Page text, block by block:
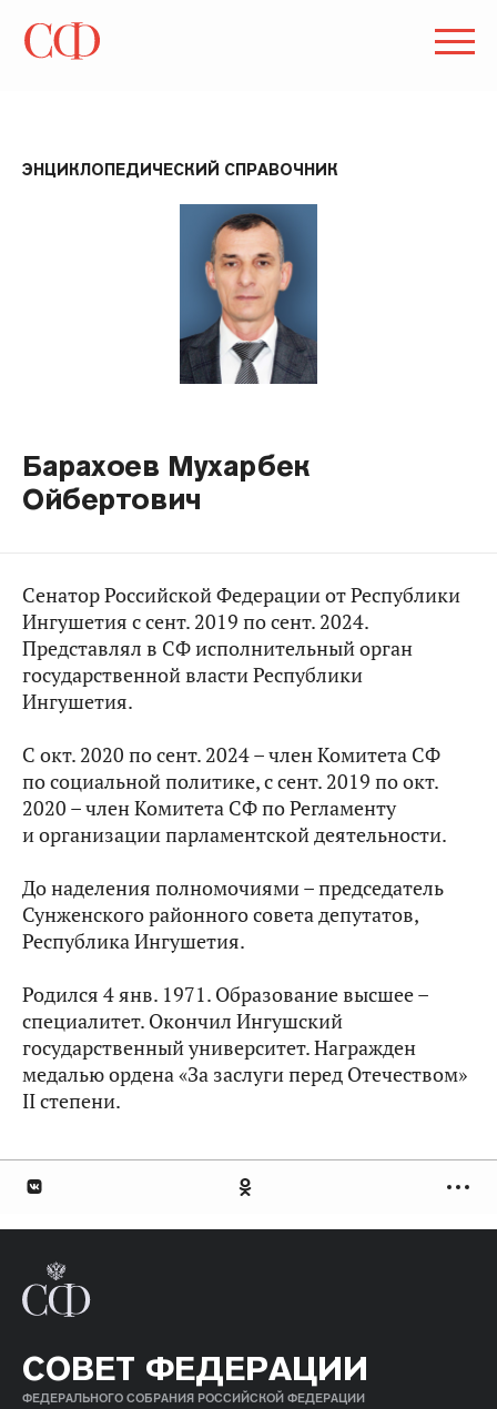
ЭНЦИКЛОПЕДИЧЕСКИЙ СПРАВОЧНИК
Барахоев Мухарбек
Ойбертович
Сенатор Российской Федерации от Республики
Ингушетия с сент. 2019 по сент. 2024.
Представлял в СФ исполнительный орган
государственной власти Республики
Ингушетия.
С окт. 2020 по сент. 2024 – член Комитета СФ
по социальной политике, с сент. 2019 по окт.
2020 – член Комитета СФ по Регламенту
и организации парламентской деятельности.
До наделения полномочиями – председатель
Сунженского районного совета депутатов,
Республика Ингушетия.
Родился 4 янв. 1971. Образование высшее –
специалитет. Окончил Ингушский
государственный университет. Награжден
медалью ордена «За заслуги перед Отечеством»
II степени.
СОВЕТ ФЕДЕРАЦИИ
ФЕДЕРАЛЬНОГО СОБРАНИЯ РОССИЙСКОЙ ФЕДЕРАЦИИ